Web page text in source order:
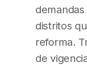
demandas
distritos
reforma.
de